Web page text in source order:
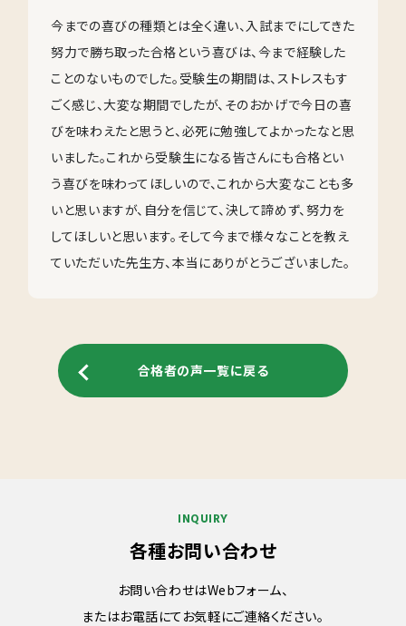
今までの喜びの種類とは全く違い、入試までにしてきた
努力で勝ち取った合格という喜びは、今まで経験した
ことのないものでした。受験生の期間は、ストレスもす
ごく感じ、大変な期間でしたが、そのおかげで今日の喜
びを味わえたと思うと、必死に勉強してよかったなと思
いました。これから受験生になる皆さんにも合格とい
う喜びを味わってほしいので、これから大変なことも多
いと思いますが、自分を信じて、決して諦めず、努力を
してほしいと思います。そして今まで様々なことを教え
ていただいた先生方、本当にありがとうございました。
合格者の声一覧に戻る
INQUIRY
各種お問い合わせ
お問い合わせはWebフォーム、
またはお電話にてお気軽にご連絡ください。